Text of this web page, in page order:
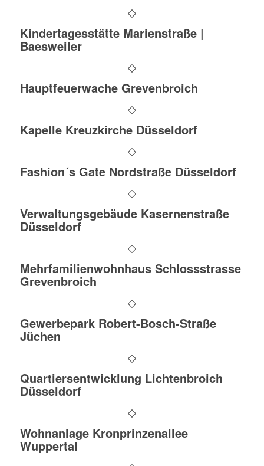
Kindertagesstätte Marienstraße |
Baesweiler
Hauptfeuerwache Grevenbroich
Kapelle Kreuzkirche Düsseldorf
Fashion´s Gate Nordstraße Düsseldorf
Verwaltungsgebäude Kasernenstraße
Düsseldorf
Mehrfamilienwohnhaus Schlossstrasse
Grevenbroich
Gewerbepark Robert-Bosch-Straße
Jüchen
Quartiersentwicklung Lichtenbroich
Düsseldorf
Wohnanlage Kronprinzenallee
Wuppertal